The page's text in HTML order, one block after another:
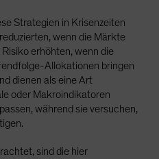
Strategien in Krisenzeiten
wenn die Märkte
erhöhten, wenn die
Allokationen bringen
dienen als eine Art
oder Makroindikatoren
während sie versuchen,
sind die hier